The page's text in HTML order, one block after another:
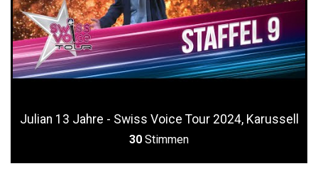
Julian 13 Jahre - Swiss Voice Tour 2024, Karussell
30 Stimmen